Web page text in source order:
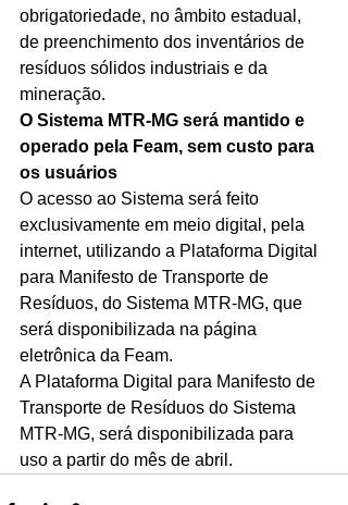
obrigatoriedade, no âmbito estadual,
de preenchimento dos inventários de
resíduos sólidos industriais e da
mineração.
O Sistema MTR-MG será mantido e
operado pela Feam, sem custo para
os usuários
O acesso ao Sistema será feito
exclusivamente em meio digital, pela
internet, utilizando a Plataforma Digital
para Manifesto de Transporte de
Resíduos, do Sistema MTR-MG, que
será disponibilizada na página
eletrônica da Feam.
A Plataforma Digital para Manifesto de
Transporte de Resíduos do Sistema
MTR-MG, será disponibilizada para
uso a partir do mês de abril.